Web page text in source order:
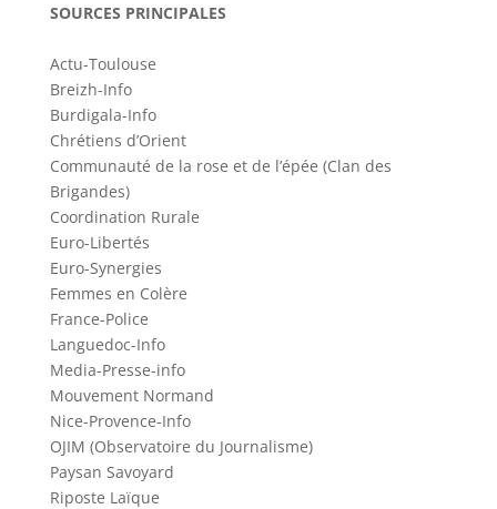
SOURCES PRINCIPALES
Actu-Toulouse
Breizh-Info
Burdigala-Info
Chrétiens d’Orient
Communauté de la rose et de l’épée (Clan des
Brigandes)
Coordination Rurale
Euro-Libertés
Euro-Synergies
Femmes en Colère
France-Police
Languedoc-Info
Media-Presse-info
Mouvement Normand
Nice-Provence-Info
OJIM (Observatoire du Journalisme)
Paysan Savoyard
Riposte Laïque